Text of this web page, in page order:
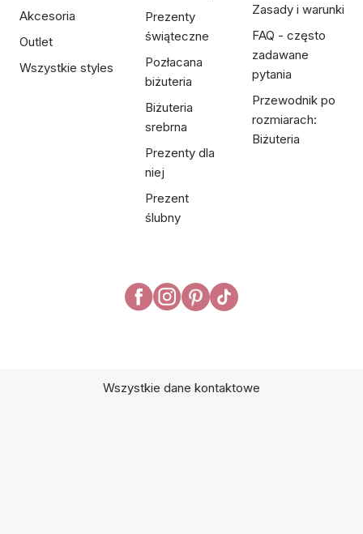
Akcesoria
Outlet
Wszystkie styles
Prezenty
świąteczne
Pozłacana
biżuteria
Biżuteria
srebrna
Prezenty dla
niej
Prezent
ślubny
Zasady i warunki
FAQ - często
zadawane
pytania
Przewodnik po
rozmiarach:
Biżuteria
Wszystkie dane kontaktowe